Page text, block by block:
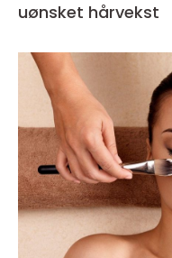
uønsket hårvekst